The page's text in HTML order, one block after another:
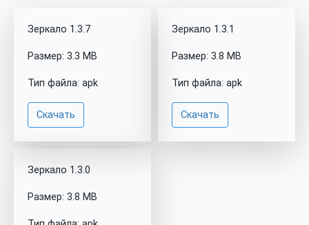
Зеркало 1.3.7
Размер: 3.3 MB
Тип файла: apk
Скачать
Зеркало 1.3.1
Размер: 3.8 MB
Тип файла: apk
Скачать
Зеркало 1.3.0
Размер: 3.8 MB